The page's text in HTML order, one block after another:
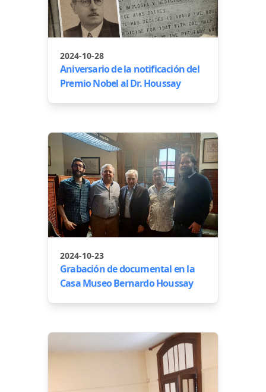
2024-10-28
Aniversario de la notificación del
Premio Nobel al Dr. Houssay
2024-10-23
Grabación de documental en la
Casa Museo Bernardo Houssay